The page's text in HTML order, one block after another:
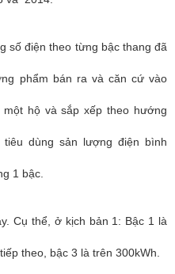
số điện theo từng bậc thang đã
phẩm bán ra và căn cứ vào
hộ và sắp xếp theo hướng
dùng sản lượng điện bình
1 bậc.
Cụ thể, ở kịch bản 1: Bậc 1 là
theo, bậc 3 là trên 300kWh.